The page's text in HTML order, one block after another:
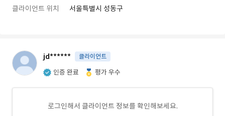
클라이언트 위치 서울특별시 성동구
jd****** 클라이언트
인증 완료 평가 우수
로그인해서 클라이언트 정보를 확인해보세요.